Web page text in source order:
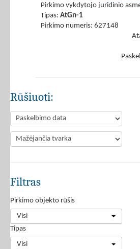
Pirkimo vykdytojo juridinio
Tipas: AtGn-1
Pirkimo numeris: 627148
Rūšiuoti:
Filtras
Pirkimo objekto rūšis
Visi
Tipas
Visi